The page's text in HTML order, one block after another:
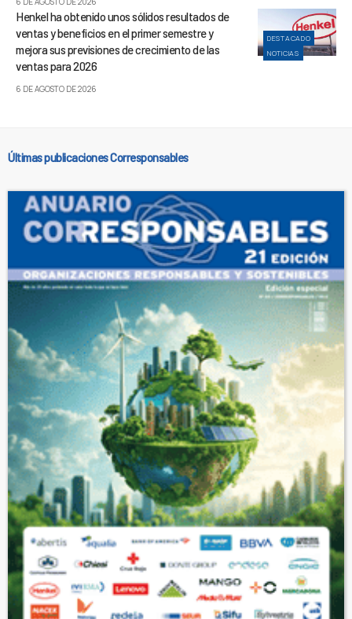
DESTACADO
NOTICIAS
Henkel ha obtenido unos sólidos resultados de
ventas y beneficios en el primer semestre y
mejora sus previsiones de crecimiento de las
ventas para 2026
6 DE AGOSTO DE 2026
Últimas publicaciones Corresponsables